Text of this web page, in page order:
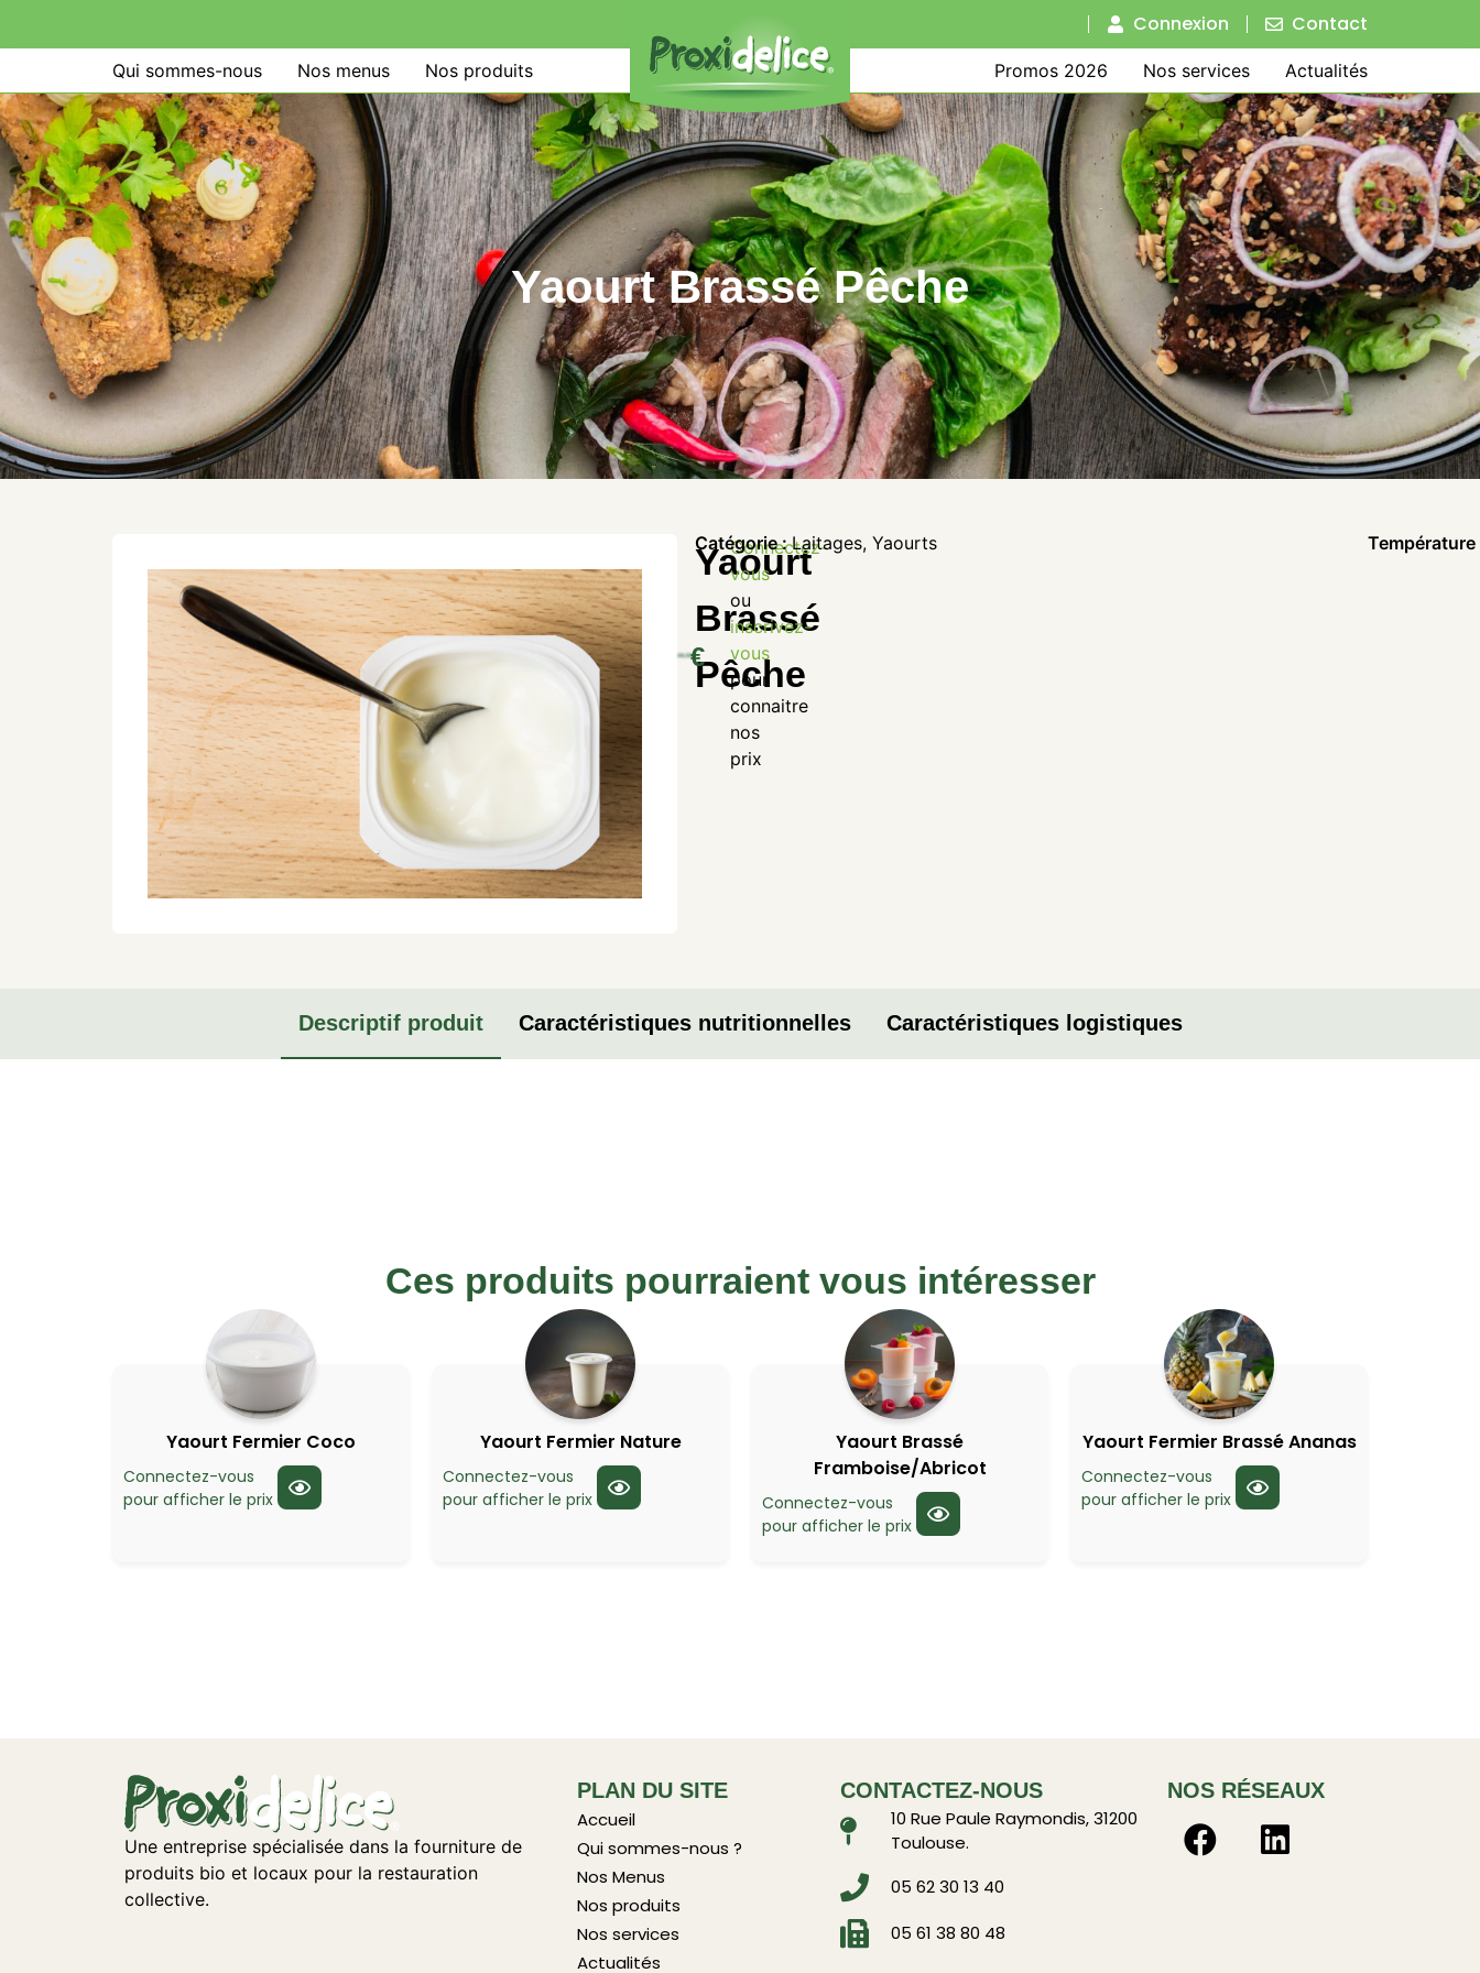
Connexion Contact
Qui sommes-nous Nos menus Nos produits Promos 2026 Nos services Actualités
Yaourt Brassé Pêche
Yaourt
Brassé
Pêche
€
Connectez-
vous
ou
inscrivez-
vous
pour
connaitre
nos
prix
Catégorie :Laitages, Yaourts
Descriptif produit Caractéristiques nutritionnelles Caractéristiques logistiques
Ces produits pourraient vous intéresser
Yaourt Fermier Coco
Connectez-vous
pour afficher le prix
Yaourt Fermier Nature
Connectez-vous
pour afficher le prix
Yaourt Brassé
Framboise/Abricot
Connectez-vous
pour afficher le prix
Yaourt Fermier Brassé Ananas
Connectez-vous
pour afficher le prix
Une entreprise spécialisée dans la fourniture de
produits bio et locaux pour la restauration
collective.
PLAN DU SITE
Accueil
Qui sommes-nous ?
Nos Menus
Nos produits
Nos services
Actualités
CONTACTEZ-NOUS
10 Rue Paule Raymondis, 31200
Toulouse.
05 62 30 13 40
05 61 38 80 48
NOS RÉSEAUX